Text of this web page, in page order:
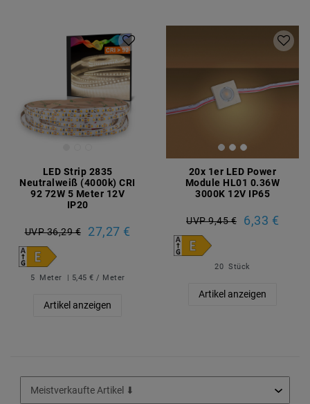
LED Strip 2835
Neutralweiß (4000k) CRI
92 72W 5 Meter 12V
IP20
UVP 36,29 € 27,27 €
5 Meter | 5,45 € / Meter
Artikel anzeigen
20x 1er LED Power
Module HL01 0.36W
3000K 12V IP65
UVP 9,45 € 6,33 €
20 Stück
Artikel anzeigen